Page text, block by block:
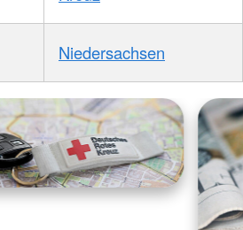
Niedersachsen